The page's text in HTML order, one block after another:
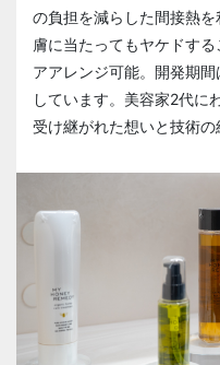
の負担を減らした間接熱
膚に当たってもヤケドす
アアレンジ可能。開発期
しています。美容家2代に
受け継がれた想いと技術の